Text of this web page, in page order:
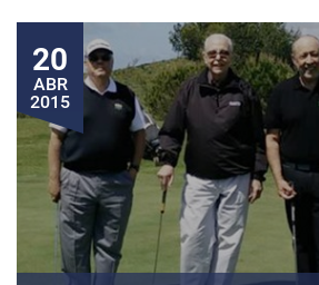
20
ABR
2015